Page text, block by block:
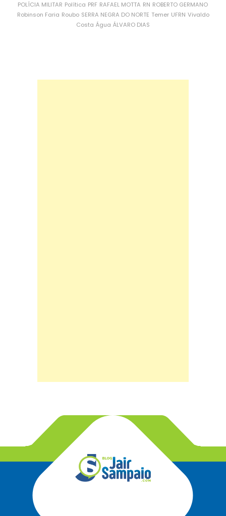
POLÍCIA MILITAR Política PRF RAFAEL MOTTA RN ROBERTO GERMANO
Robinson Faria Roubo SERRA NEGRA DO NORTE Temer UFRN Vivaldo
Costa Água ÁLVARO DIAS